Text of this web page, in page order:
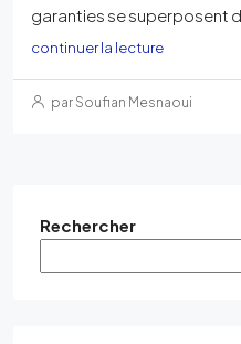
garanties se superposent
continuer la lecture
par Soufian Mesnaoui
Rechercher